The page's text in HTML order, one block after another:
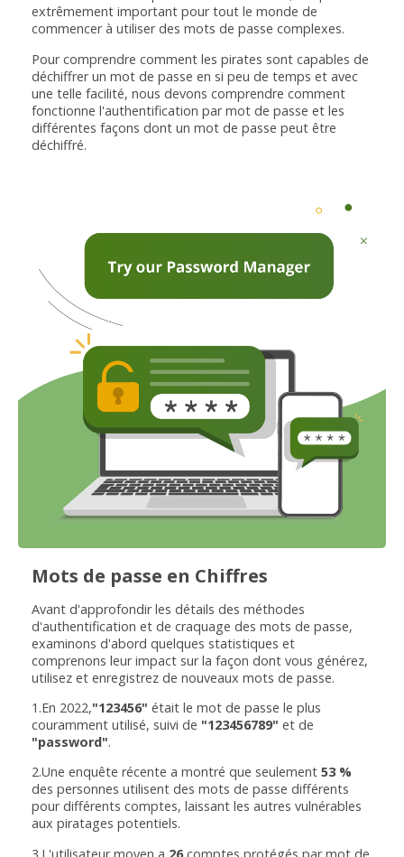
extrêmement important pour tout le monde de
commencer à utiliser des mots de passe complexes.
Pour comprendre comment les pirates sont capables de
déchiffrer un mot de passe en si peu de temps et avec
une telle facilité, nous devons comprendre comment
fonctionne l'authentification par mot de passe et les
différentes façons dont un mot de passe peut être
déchiffré.
Mots de passe en Chiffres
Avant d'approfondir les détails des méthodes
d'authentification et de craquage des mots de passe,
examinons d'abord quelques statistiques et
comprenons leur impact sur la façon dont vous générez,
utilisez et enregistrez de nouveaux mots de passe.
1.En 2022,"123456" était le mot de passe le plus
couramment utilisé, suivi de "123456789" et de
"password".
2.Une enquête récente a montré que seulement 53 %
des personnes utilisent des mots de passe différents
pour différents comptes, laissant les autres vulnérables
aux piratages potentiels.